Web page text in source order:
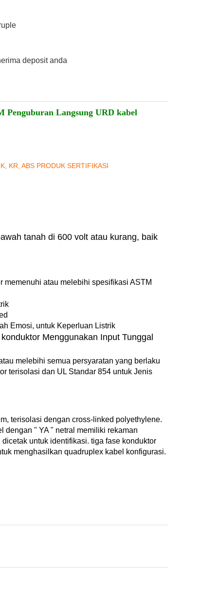
deposit anda
Langsung URD kabel
KR, ABS PRODUK SERTIFIKASI
tanah di 600 volt atau kurang, baik
atau melebihi spesifikasi ASTM
Emosi, untuk Keperluan Listrik
Menggunakan Input Tunggal
melebihi semua persyaratan yang berlaku
terisolasi dan UL Standar 854 untuk Jenis
terisolasi dengan cross-linked polyethylene.
dengan " YA " netral memiliki rekaman
untuk identifikasi. tiga fase konduktor
menghasilkan quadruplex kabel konfigurasi.